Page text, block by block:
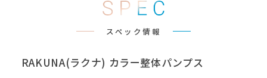
スペック情報
RAKUNA(ラクナ) カラー整体パンプス